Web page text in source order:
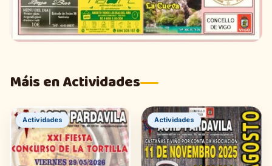
Máis en Actividades
Actividades Actividades